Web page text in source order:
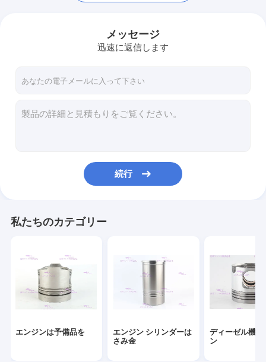
エンジン シリンダーはさみ金
ディーゼル機関 ピストン
エンジンのガスケットのキット
クラッチ・ディスクの取り替え
ディーゼル燃料の注入器
オイルの抽出器ポンプ
メッセージ
迅速に返信します
続行
私たちのカテゴリー
エンジンは予備品を
エンジン シリンダーは
さみ金
ディーゼル機関
ン